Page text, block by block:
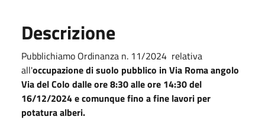
Descrizione
Pubblichiamo Ordinanza n. 11/2024 relativa
all'occupazione di suolo pubblico in Via Roma angolo
Via del Colo dalle ore 8:30 alle ore 14:30 del
16/12/2024e comunque fino a fine lavori per
potatura alberi.